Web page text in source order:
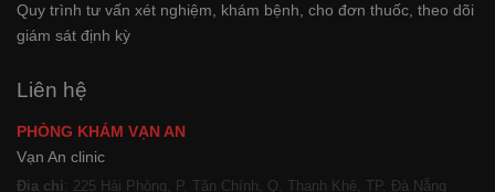
Quy trình tư vấn xét nghiệm, khám bệnh, cho đơn thuốc, theo dõi
giám sát định kỳ
Liên hệ
PHÒNG KHÁM VẠN AN
Vạn An clinic
Địa chỉ: 225 Hải Phòng, P. Tân Chính, Q. Thanh Khê, TP. Đà Nẵng